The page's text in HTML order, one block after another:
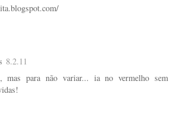
8.2.11
mas para não variar... ia no vermelho sem